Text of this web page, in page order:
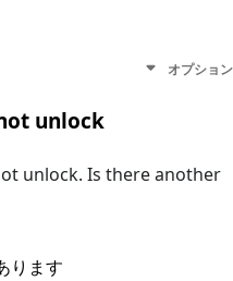
オプション
unlock
unlock. Is there another
ります